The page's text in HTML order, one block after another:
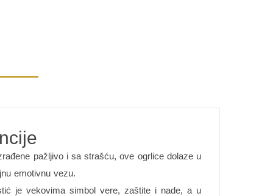
pažljivo i sa strašću, ove ogrlice dolaze u
emotivnu vezu.
je vekovima simbol vere, zaštite i nade, a u